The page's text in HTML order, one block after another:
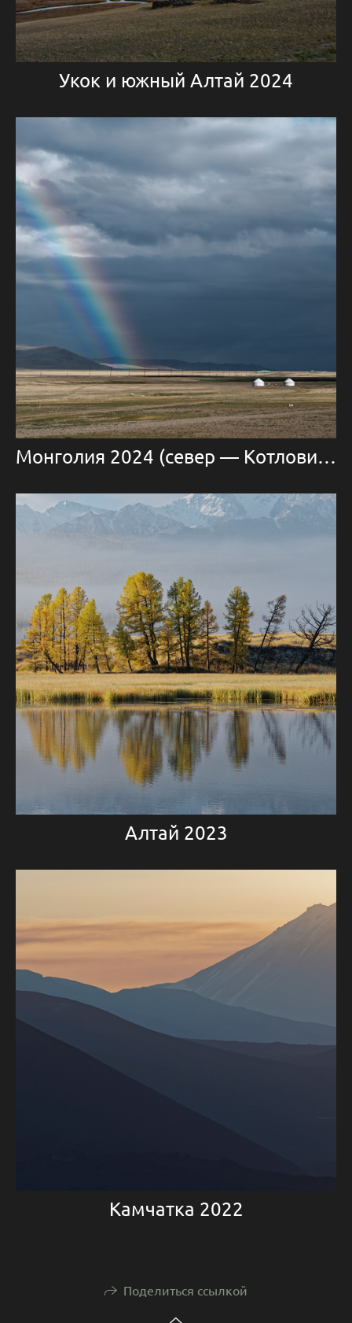
Укок и южный Алтай 2024
Монголия 2024 (север — Котловина больших озер)
Алтай 2023
Камчатка 2022
Поделиться ссылкой